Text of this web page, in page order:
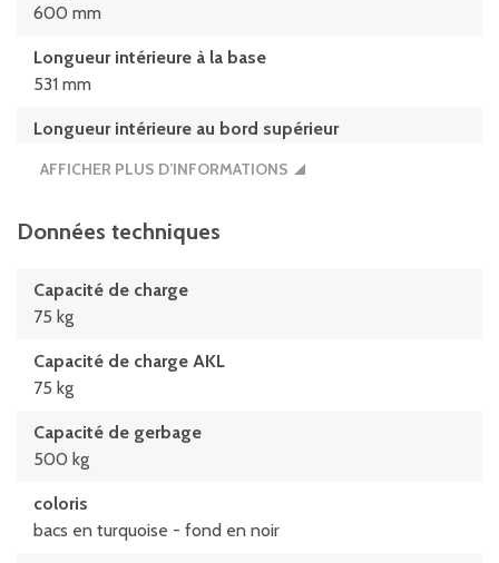
600 mm
Longueur intérieure à la base
531 mm
Longueur intérieure au bord supérieur
AFFICHER PLUS D’INFORMATIONS
Données techniques
Capacité de charge
75 kg
Capacité de charge AKL
75 kg
Capacité de gerbage
500 kg
coloris
bacs en turquoise - fond en noir